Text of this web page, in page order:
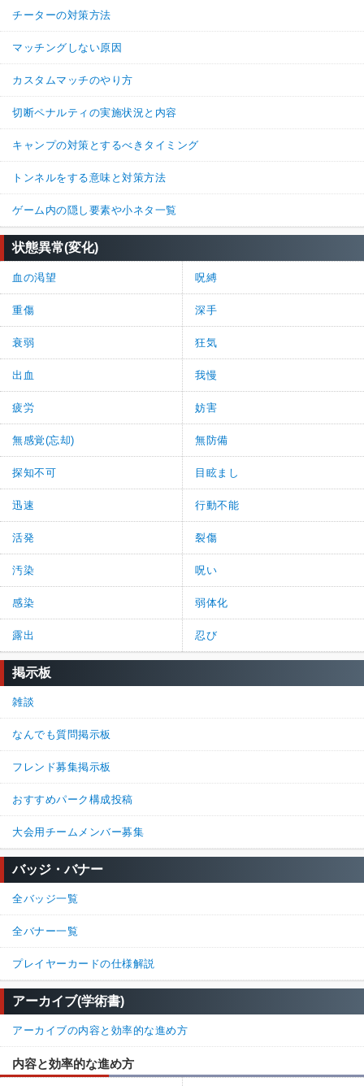
チーターの対策方法
マッチングしない原因
カスタムマッチのやり方
切断ペナルティの実施状況と内容
キャンプの対策とするべきタイミング
トンネルをする意味と対策方法
ゲーム内の隠し要素や小ネタ一覧
状態異常(変化)
血の渇望 呪縛
重傷 深手
衰弱 狂気
出血 我慢
疲労 妨害
無感覚(忘却) 無防備
探知不可 目眩まし
迅速 行動不能
活発 裂傷
汚染 呪い
感染 弱体化
露出 忍び
掲示板
雑談
なんでも質問掲示板
フレンド募集掲示板
おすすめパーク構成投稿
大会用チームメンバー募集
バッジ・バナー
全バッジ一覧
全バナー一覧
プレイヤーカードの仕様解説
アーカイブ(学術書)
アーカイブの内容と効率的な進め方
内容と効率的な進め方